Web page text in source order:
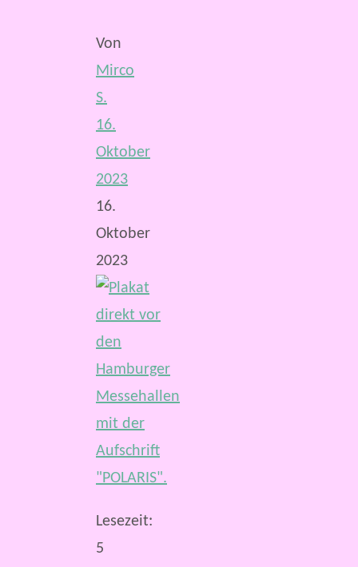
Von
Mirco
S.
16.
Oktober
2023
16.
Oktober
2023
Lesezeit:
5